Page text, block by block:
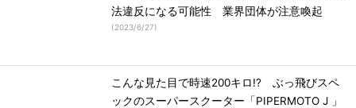
法違反になる可能性 業界団体が注意喚起
(2023/6/27)
こんな見た目で時速200キロ!? ぶっ飛びスペ
ックのスーパースクーター「PIPERMOTO J 」